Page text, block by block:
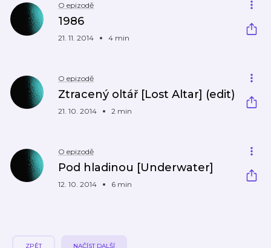
O epizodě
1986
21. 11. 2014 4 min
O epizodě
Ztracený oltář [Lost Altar] (edit)
21. 10. 2014 2 min
O epizodě
Pod hladinou [Underwater]
12. 10. 2014 6 min
ZPĚT NAČÍST DALŠÍ